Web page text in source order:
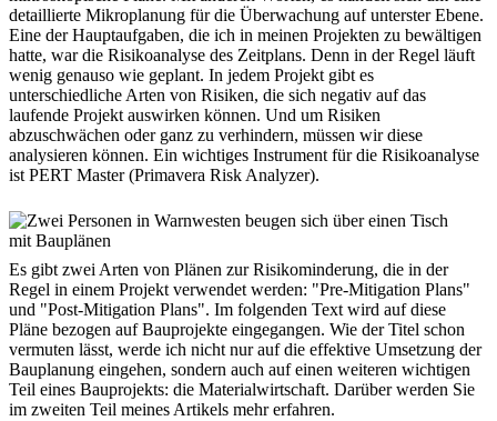
detaillierte Mikroplanung für die Überwachung auf unterster Ebene.
Eine der Hauptaufgaben, die ich in meinen Projekten zu bewältigen
hatte, war die Risikoanalyse des Zeitplans. Denn in der Regel läuft
wenig genauso wie geplant. In jedem Projekt gibt es
unterschiedliche Arten von Risiken, die sich negativ auf das
laufende Projekt auswirken können. Und um Risiken
abzuschwächen oder ganz zu verhindern, müssen wir diese
analysieren können. Ein wichtiges Instrument für die Risikoanalyse
ist PERT Master (Primavera Risk Analyzer).
Es gibt zwei Arten von Plänen zur Risikominderung, die in der
Regel in einem Projekt verwendet werden: "Pre-Mitigation Plans"
und "Post-Mitigation Plans". Im folgenden Text wird auf diese
Pläne bezogen auf Bauprojekte eingegangen. Wie der Titel schon
vermuten lässt, werde ich nicht nur auf die effektive Umsetzung der
Bauplanung eingehen, sondern auch auf einen weiteren wichtigen
Teil eines Bauprojekts: die Materialwirtschaft. Darüber werden Sie
im zweiten Teil meines Artikels mehr erfahren.